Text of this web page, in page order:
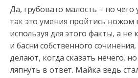
Да, грубовато малость – но чего
так это умения пройтись ножом
используя для этого факты, а
и басни собственного
делают, когда сказать нечего,
ляпнуть в ответ. Майка ведь